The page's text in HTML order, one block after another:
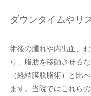
ダウンタイムやリ
術後の腫れや内出血、
り、脂肪を移動させる
（経結膜脱脂術）と比
ます。当院ではこれら